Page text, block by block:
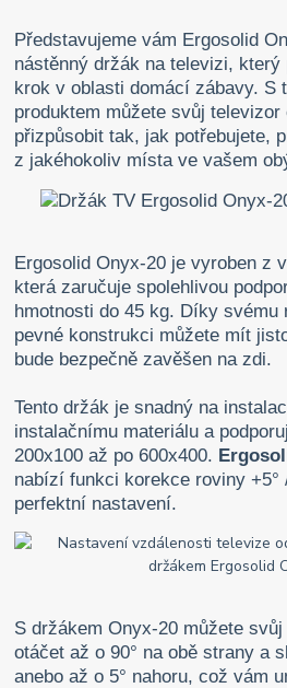
Představujeme vám Ergosolid
nástěnný držák na televizi,
krok v oblasti domácí zábavy. S
produktem můžete svůj
přizpůsobit tak, jak potřebujete,
z jakéhokoliv místa ve vašem
Ergosolid Onyx-20 je vyroben z
která zaručuje spolehlivou
hmotnosti do 45 kg. Díky svému
pevné konstrukci můžete mít
bude bezpečně zavěšen na zdi.
Tento držák je snadný na
instalačnímu materiálu a
200x100 až po 600x400.
nabízí funkci korekce roviny +5°
perfektní nastavení.
S držákem Onyx-20 můžete
otáčet až o 90° na obě strany a
anebo až o 5° nahoru, což vám